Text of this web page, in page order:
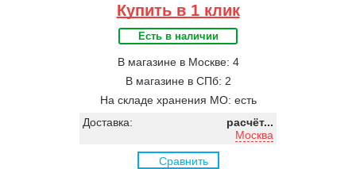
Купить в 1 клик
Есть в наличии
В магазине в Москве: 4
В магазине в СПб: 2
На складе хранения МО: есть
Доставка:
расчёт...
Москва
Сравнить